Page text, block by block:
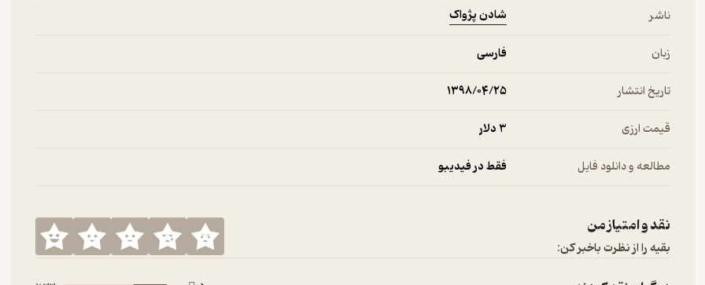
ناشر شادن پژواک
زبان فارسی
تاریخ انتشار ۱۳۹۸/۰۴/۲۵
قیمت ارزی 3 دلار
مطالعه و دانلود فایل فقط در فیدیبو
نقد و امتیاز من
بقیه را از نظرت باخبر کن: